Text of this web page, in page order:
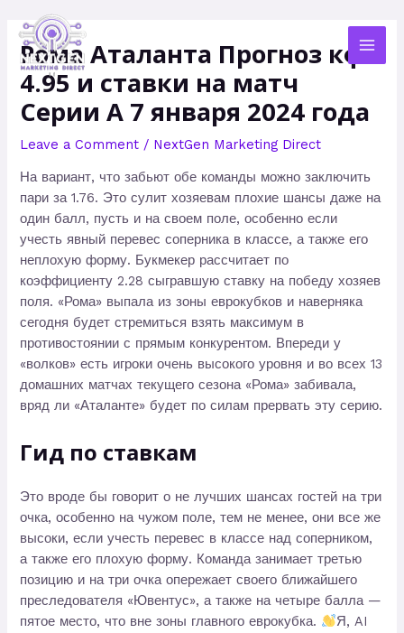
content
Рома Аталанта Прогноз кф
4.95 и ставки на матч
Серии А 7 января 2024 года
Leave a Comment / NextGen Marketing Direct
На вариант, что забьют обе команды можно заключить
пари за 1.76. Это сулит хозяевам плохие шансы даже на
один балл, пусть и на своем поле, особенно если
учесть явный перевес соперника в классе, а также его
неплохую форму. Букмекер рассчитает по
коэффициенту 2.28 сыгравшую ставку на победу хозяев
поля. «Рома» выпала из зоны еврокубков и наверняка
сегодня будет стремиться взять максимум в
противостоянии с прямым конкурентом. Впереди у
«волков» есть игроки очень высокого уровня и во всех 13
домашних матчах текущего сезона «Рома» забивала,
вряд ли «Аталанте» будет по силам прервать эту серию.
Гид по ставкам
Это вроде бы говорит о не лучших шансах гостей на три
очка, особенно на чужом поле, тем не менее, они все же
высоки, если учесть перевес в классе над соперником,
а также его плохую форму. Команда занимает третью
позицию и на три очка опережает своего ближайшего
преследователя «Ювентус», а также на четыре балла —
пятое место, что вне зоны главного еврокубка.
Я, AI